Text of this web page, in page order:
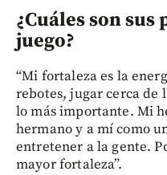
¿Cuáles son
juego?
“Mi fortaleza es la
rebotes, jugar cerca de
lo más importante. Mi
hermano y a mí como
entretener a la gente.
mayor fortaleza”.